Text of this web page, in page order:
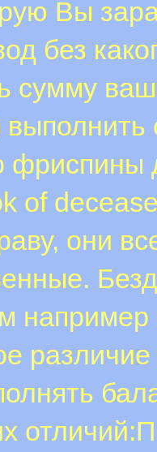
Вы
без
сумму
фриспины
of
они